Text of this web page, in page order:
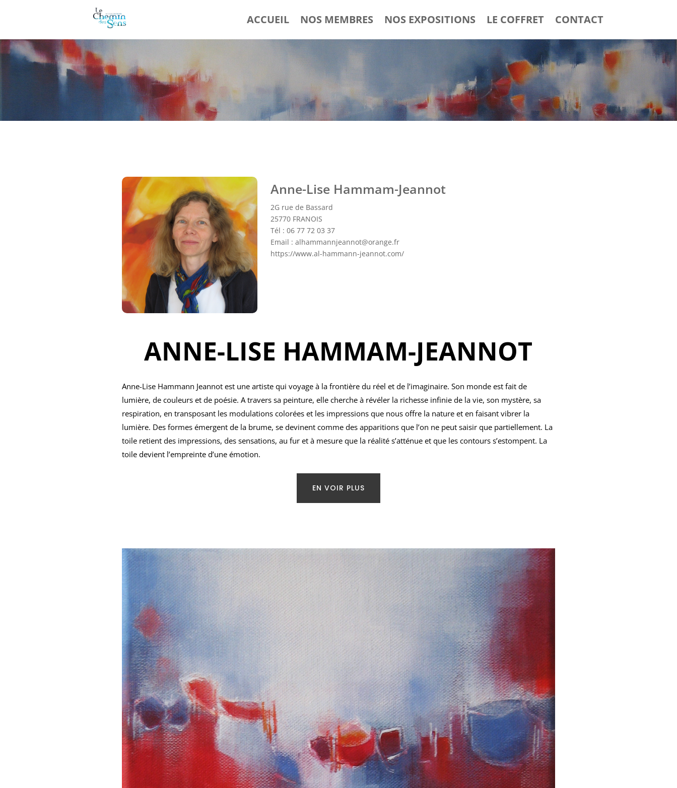
ACCUEIL NOS MEMBRES NOS EXPOSITIONS LE COFFRET CONTACT
Anne-Lise Hammam-Jeannot
2G rue de Bassard
25770 FRANOIS
Tél : 06 77 72 03 37
Email : alhammannjeannot@orange.fr
https://www.al-hammann-jeannot.com/
ANNE-LISE HAMMAM-JEANNOT
Anne-Lise Hammann Jeannot est une artiste qui voyage à la frontière du réel et de l’imaginaire. Son monde est fait de
lumière, de couleurs et de poésie. A travers sa peinture, elle cherche à révéler la richesse infinie de la vie, son mystère, sa
respiration, en transposant les modulations colorées et les impressions que nous offre la nature et en faisant vibrer la
lumière. Des formes émergent de la brume, se devinent comme des apparitions que l’on ne peut saisir que partiellement. La
toile retient des impressions, des sensations, au fur et à mesure que la réalité s’atténue et que les contours s’estompent. La
toile devient l’empreinte d’une émotion.
EN VOIR PLUS